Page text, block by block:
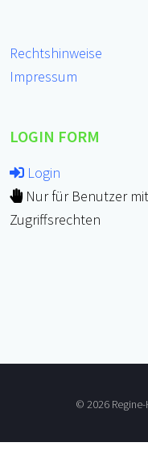
Rechtshinweise
Impressum
LOGIN FORM
Login
Nur für Benutzer mit
Zugriffsrechten
© 2026